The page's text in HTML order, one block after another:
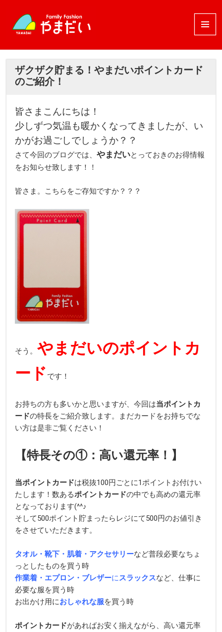
メニュ
ーとウ
ット
ザクザク貯まる！やまだいポイントカード
のご紹介！
皆さまこんにちは！
少しずつ気温も暖かくなってきましたが、い
かがお過ごしでしょうか？？
さて今回のブログでは、やまだいとっておきのお得情報
をお知らせ致します！！
皆さま。こちらをご存知ですか？？？
そう。やまだいのポイントカ
ード です！
お持ちの方も多いかと思いますが、今回は当ポイントカ
ードの特長をご紹介致します。まだカードをお持ちでな
い方は是非ご覧ください！
【特長その①：高い還元率！】
当ポイントカードは税抜100円ごとに1ポイントお付けい
たします！数あるポイントカードの中でも高めの還元率
となっております(^^♪
そして500ポイント貯まったらレジにて500円のお値引き
をさせていただきます。
タオル・靴下・肌着・アクセサリーなど普段必要なちょ
っとしたものを買う時
作業着・エプロン・ブレザーにスラックスなど、仕事に
必要な服を買う時
お出かけ用におしゃれな服を買う時
ポイントカードがあればお安く揃えながら、高い還元率